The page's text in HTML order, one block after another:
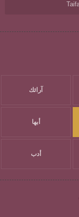
آرائك
أبها
أدب